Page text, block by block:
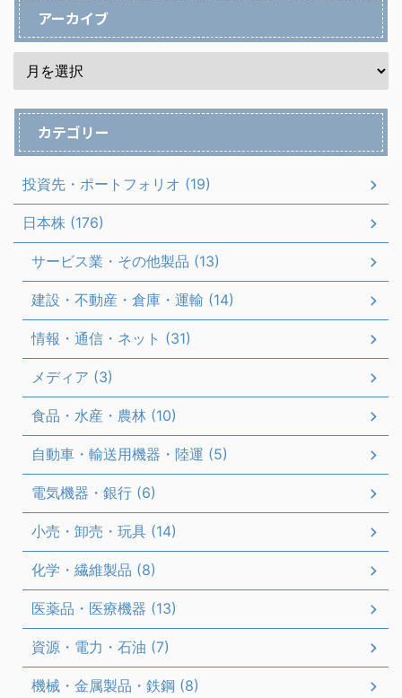
アーカイブ
カテゴリー
投資先・ポートフォリオ (19)
日本株 (176)
サービス業・その他製品 (13)
建設・不動産・倉庫・運輸 (14)
情報・通信・ネット (31)
メディア (3)
食品・水産・農林 (10)
自動車・輸送用機器・陸運 (5)
電気機器・銀行 (6)
小売・卸売・玩具 (14)
化学・繊維製品 (8)
医薬品・医療機器 (13)
資源・電力・石油 (7)
機械・金属製品・鉄鋼 (8)